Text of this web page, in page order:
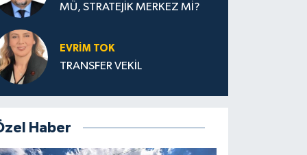
MÜ, STRATEJİK MERKEZ Mİ?
EVRİM TOK
TRANSFER VEKİL
Haber